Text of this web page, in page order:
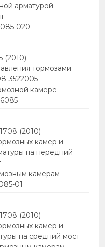
арматурой
020
(2010)
тормозами
3522005
камере
(2010)
камер и
на передний
камерам
01
(2010)
камер и
на средний мост